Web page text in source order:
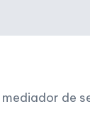
de